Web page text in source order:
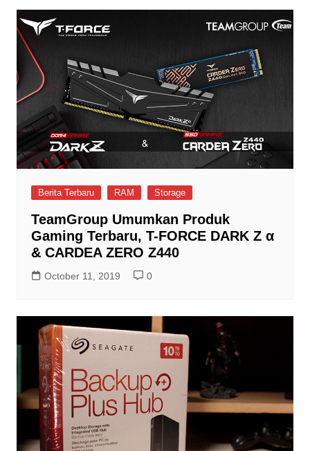
Berita Terbaru RAM Storage
TeamGroup Umumkan Produk
Gaming Terbaru, T-FORCE DARK Z α
& CARDEA ZERO Z440
October 11, 2019 0